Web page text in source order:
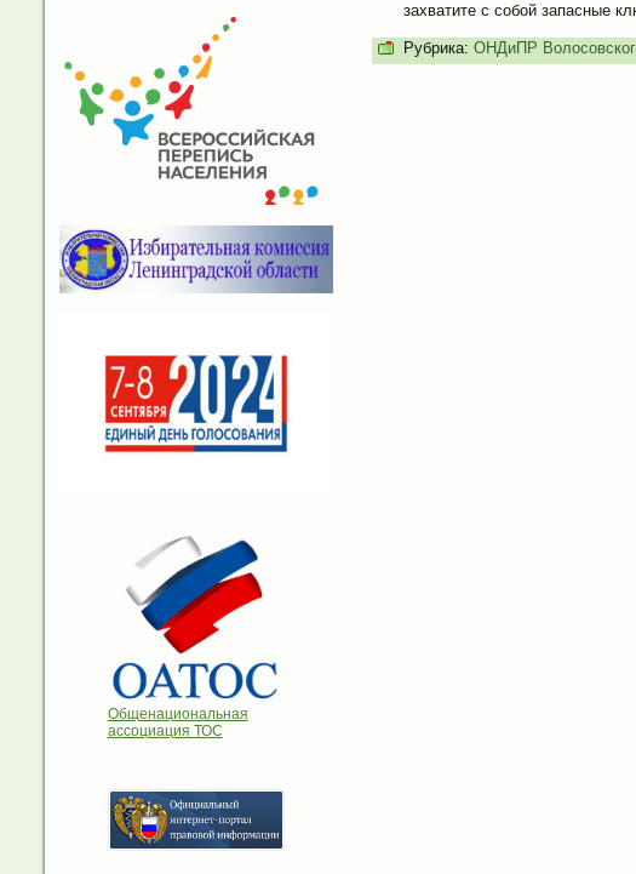
Общенациональная
ассоциация ТОС
захватите с собой запасные
Рубрика: ОНДиПР